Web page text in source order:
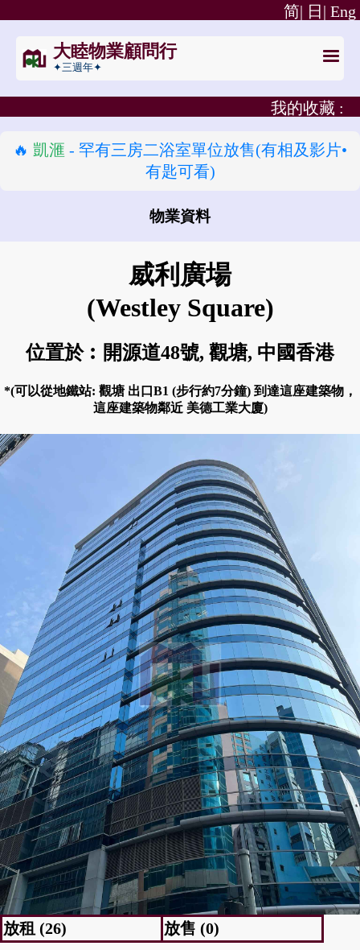
Eng
日|
简|
大睦物業顧問行
✦三週年✦
我的收藏 :
🔥 凱滙 - 罕有三房二浴室單位放售(有相及影片•
有匙可看)
物業資料
威利廣場
(Westley Square)
位置於︰開源道48號, 觀塘, 中國香港
*(可以從地鐵站: 觀塘 出口B1 (步行約7分鐘) 到達這座建築物，
這座建築物鄰近 美德工業大廈)
放租 (26) 放售 (0)